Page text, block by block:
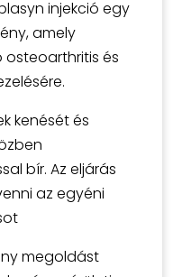
injekció egy
amely
és
kenését és
bír. Az eljárás
az egyéni
megoldást